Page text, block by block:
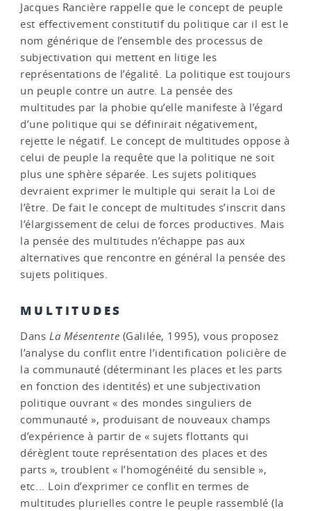
Jacques Rancière rappelle que le concept de peuple
est effectivement constitutif du politique car il est le
nom générique de l’ensemble des processus de
subjectivation qui mettent en litige les
représentations de l’égalité. La politique est toujours
un peuple contre un autre. La pensée des
multitudes par la phobie qu’elle manifeste à l’égard
d’une politique qui se définirait négativement,
rejette le négatif. Le concept de multitudes oppose à
celui de peuple la requête que la politique ne soit
plus une sphère séparée. Les sujets politiques
devraient exprimer le multiple qui serait la Loi de
l’être. De fait le concept de multitudes s’inscrit dans
l’élargissement de celui de forces productives. Mais
la pensée des multitudes n’échappe pas aux
alternatives que rencontre en général la pensée des
sujets politiques.
MULTITUDES
DansLa Mésentente (Galilée, 1995), vous proposez
l’analyse du conflit entre l’identification policière de
la communauté (déterminant les places et les parts
en fonction des identités) et une subjectivation
politique ouvrant « des mondes singuliers de
communauté », produisant de nouveaux champs
d’expérience à partir de « sujets flottants qui
dérèglent toute représentation des places et des
parts », troublent « l’homogénéité du sensible »,
etc... Loin d’exprimer ce conflit en termes de
multitudes plurielles contre le peuple rassemblé (la